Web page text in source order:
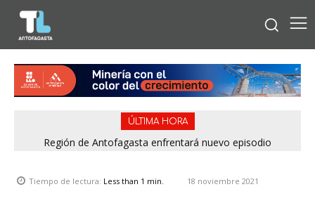
ÚLTIMA HORA
Región de Antofagasta enfrentará nuevo episodio
Tiempo de lectura: Less than 1 min. 18 noviembre 2021